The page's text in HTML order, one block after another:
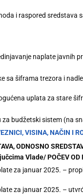
i raspored sredstava
naplate javnih
sa šiframa trezora i
uplata za stare
budžetski sistem (na
VISINA, NAČIN I
ODNOSNO
Vlade/ POČEV OD
za januar 2025. –
za januar 2025. –